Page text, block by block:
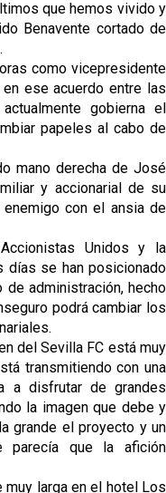
que hemos vivido y
Benavente cortado de
como vicepresidente
ese acuerdo entre las
gobierna el
papeles al cabo de
mano derecha de José
y accionarial de su
con el ansia de
Unidos y la
días se han posicionado
administración, hecho
podrá cambiar los
del Sevilla FC está muy
transmitiendo con una
a disfrutar de grandes
la imagen que debe y
grande el proyecto y un
parecía que la afición
muy larga en el hotel Los